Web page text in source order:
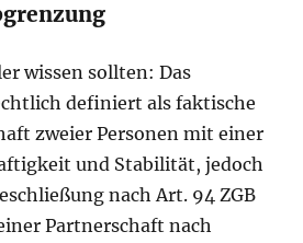
wissen sollten: Das
definiert als faktische
zweier Personen mit einer
und Stabilität, jedoch
nach Art. 94 ZGB
Partnerschaft nach